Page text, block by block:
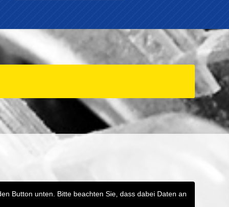
Button unten. Bitte beachten Sie, dass dabei Daten an